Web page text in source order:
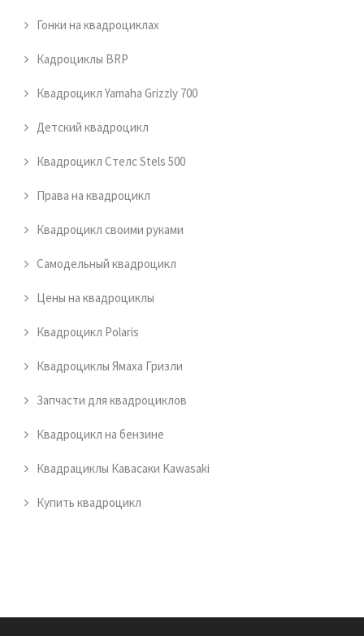
Гонки на квадроциклах
Кадроциклы BRP
Квадроцикл Yamaha Grizzly 700
Детский квадроцикл
Квадроцикл Стелс Stels 500
Права на квадроцикл
Квадроцикл своими руками
Самодельный квадроцикл
Цены на квадроциклы
Квадроцикл Polaris
Квадроциклы Ямаха Гризли
Запчасти для квадроциклов
Квадроцикл на бензине
Квадрациклы Кавасаки Kawasaki
Купить квадроцикл